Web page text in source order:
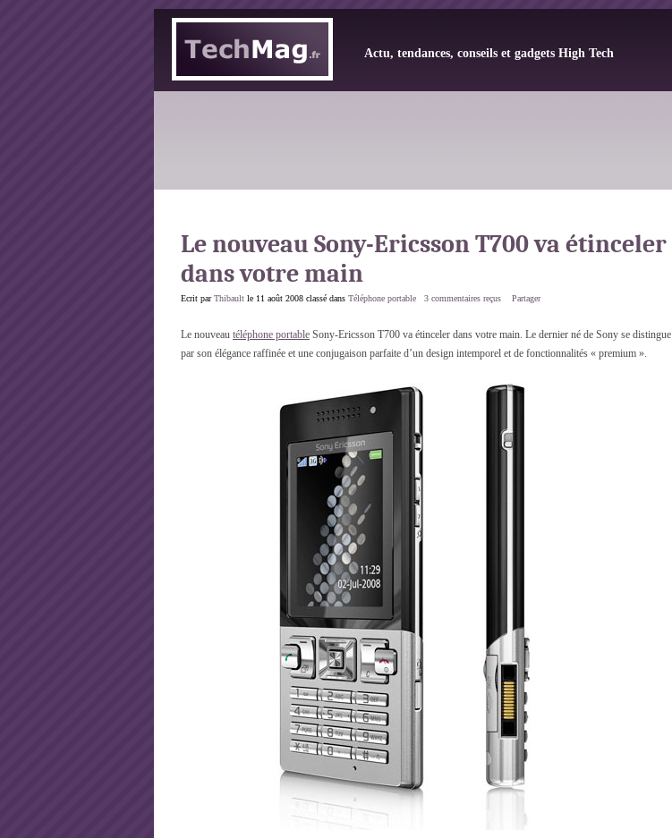
Actu, tendances, conseils et gadgets High Tech
Le nouveau Sony-Ericsson T700 va étinceler
dans votre main
Ecrit parThibault le 11 août 2008 classé dans Téléphone portable 3 commentaires reçus Partager
Le nouveau téléphone portable Sony-Ericsson T700 va étinceler dans votre main. Le dernier né de Sony se distingue
par son élégance raffinée et une conjugaison parfaite d’un design intemporel et de fonctionnalités « premium ».